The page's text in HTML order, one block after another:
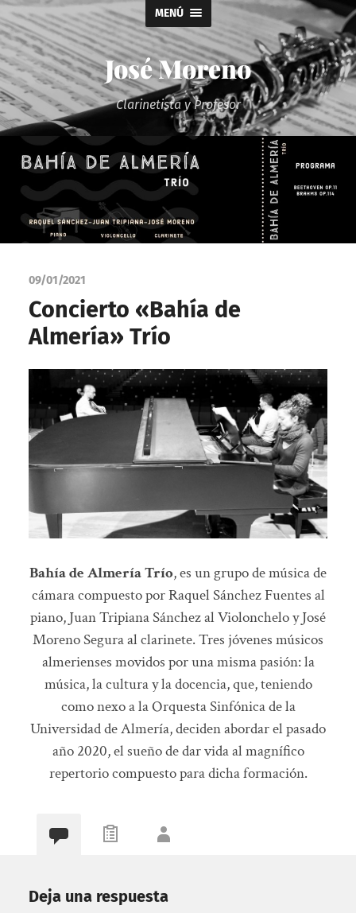
MENÚ
José Moreno
Clarinetista y Profesor
09/01/2021
Concierto «Bahía de
Almería» Trío
Bahía de Almería Trío, es un grupo de música de
cámara compuesto por Raquel Sánchez Fuentes al
piano, Juan Tripiana Sánchez al Violonchelo y José
Moreno Segura al clarinete. Tres jóvenes músicos
almerienses movidos por una misma pasión: la
música, la cultura y la docencia, que, teniendo
como nexo a la Orquesta Sinfónica de la
Universidad de Almería, deciden abordar el pasado
año 2020, el sueño de dar vida al magnífico
repertorio compuesto para dicha formación.
Deja una respuesta